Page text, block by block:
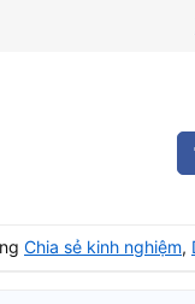
xuống cấp nhanh
laptop Acer
Chia sẻ kinh nghiệm,